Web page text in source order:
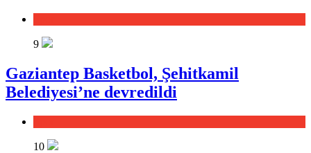
9
Gaziantep Basketbol, Şehitkamil
Belediyesi’ne devredildi
10